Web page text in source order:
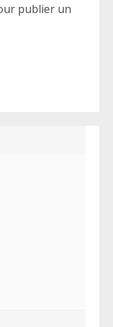
publier un